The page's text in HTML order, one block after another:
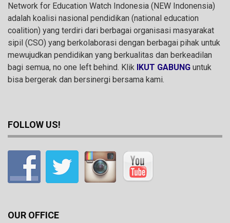
Network for Education Watch Indonesia (NEW Indonensia)
adalah koalisi nasional pendidikan (national education
coalition) yang terdiri dari berbagai organisasi masyarakat
sipil (CSO) yang berkolaborasi dengan berbagai pihak untuk
mewujudkan pendidikan yang berkualitas dan berkeadilan
bagi semua, no one left behind. Klik IKUT GABUNG untuk
bisa bergerak dan bersinergi bersama kami.
FOLLOW US!
OUR OFFICE